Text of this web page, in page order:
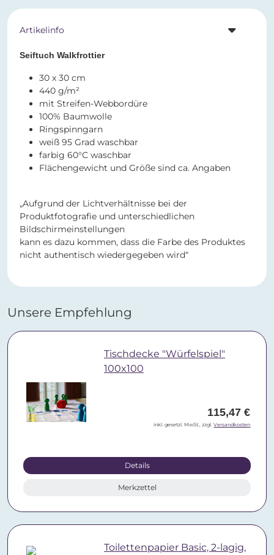
Artikelinfo
Seiftuch Walkfrottier
30 x 30 cm
440 g/m²
mit Streifen-Webbordüre
100% Baumwolle
Ringspinngarn
weiß 95 Grad waschbar
farbig 60°C waschbar
Flächengewicht und Größe sind ca. Angaben
„Aufgrund der Lichtverhältnisse bei der
Produktfotografie und unterschiedlichen
Bildschirmeinstellungen
kann es dazu kommen, dass die Farbe des Produktes
nicht authentisch wiedergegeben wird“
Unsere Empfehlung
Tischdecke "Würfelspiel"
100x100
115,47 €
inkl. gesetzl. MwSt., zzgl.Versandkosten
Details
Merkzettel
Toilettenpapier Basic, 2-lagig,